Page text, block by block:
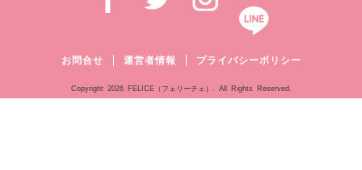
お問合せ 運営者情報 プライバシーポリシー
Copyright 2026 FELICE（フェリーチェ）. All Rights Reserved.